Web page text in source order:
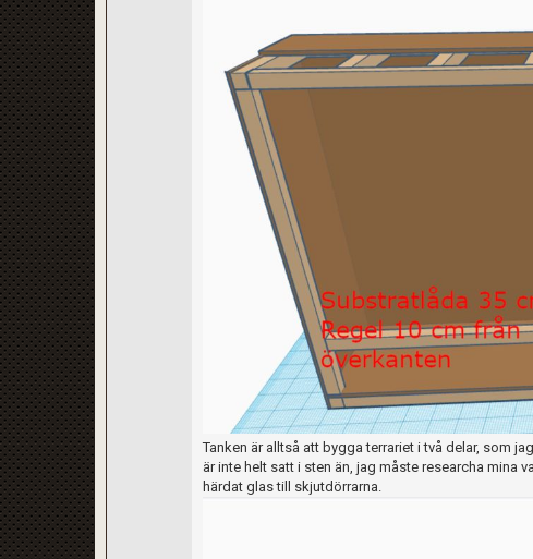
Tanken är alltså att bygga terrariet i två delar, som
är inte helt satt i sten än, jag måste researcha mina
härdat glas till skjutdörrarna.